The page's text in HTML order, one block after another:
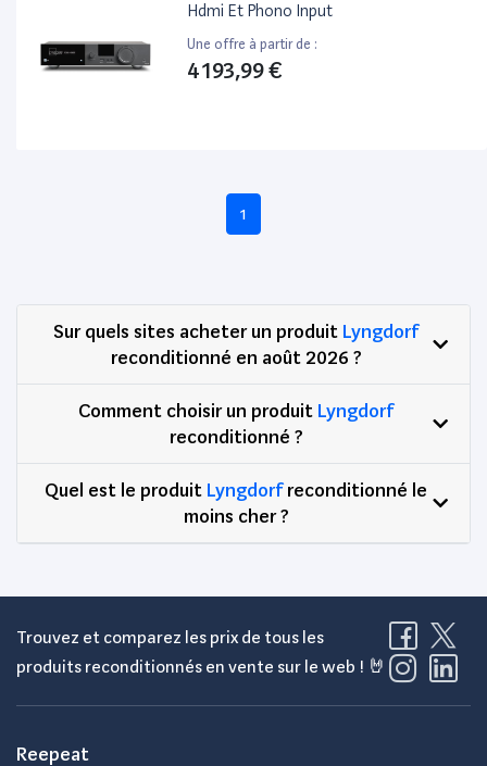
Hdmi Et Phono Input
Une offre à partir de :
4 193,99 €
1
Sur quels sites acheter un produit Lyngdorf
reconditionné en août 2026 ?
Comment choisir un produit Lyngdorf
reconditionné ?
Quel est le produit Lyngdorfreconditionné le
moins cher ?
Trouvez et comparez les prix de tous les
produits reconditionnés en vente sur le web ! 🤘
Reepeat